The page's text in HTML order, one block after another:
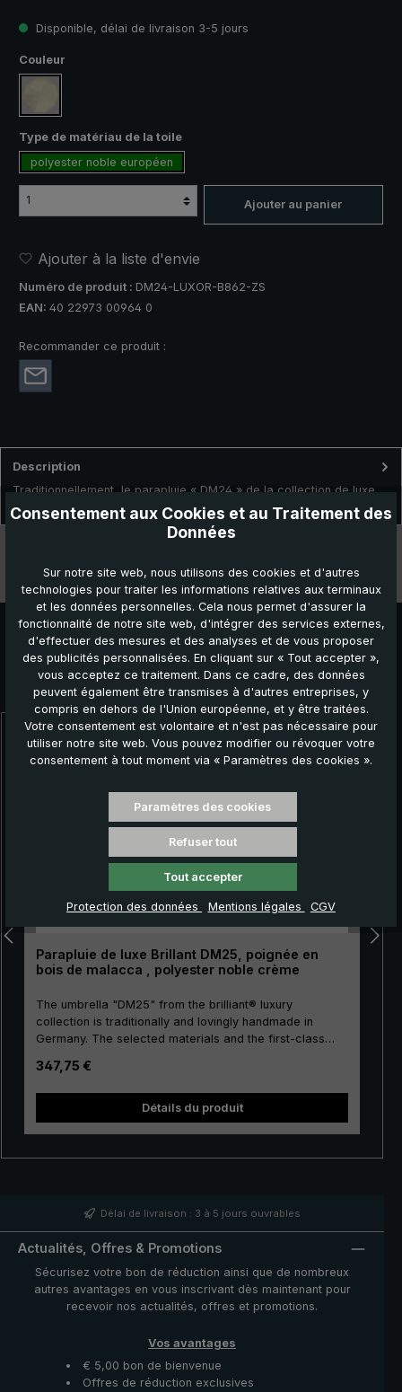
Disponible, délai de livraison 3-5 jours
Sélectionnez
Couleur
Sélectionnez
Type de matériau de la toile
polyester noble européen
Ajouter au panier
Ajouter à la liste d'envie
Numéro de produit : DM24-LUXOR-B862-ZS
EAN: 40 22973 00964 0
Recommander ce produit :
Description
Traditionnellement, le parapluie « DM24 » de la collection de luxe
brillant® est fabriqué délicatement à la main en Allemagn… Plus
Caractéristiques
Ignorer la galerie de produits
Autres produits que vous pourriez aimer :
Parapluie de luxe Brillant DM25, poignée en
bois de malacca , polyester noble crème
The umbrella "DM25" from the brilliant® luxury
collection is traditionally and lovingly handmade in
Germany. The selected materials and the first-class
purchase for life. Real gold plating of the frame parts
stick, tip, crown and runner. The umbrella canopy is
made of high-grade European polyester and has a
convenient size. The high-quality metal rails give this
handle made of solid but elastic malacca wood gives
particularly ergonomic. The case with zip opening
and completes the exclusive model.
Prix régulier :
347,75 €
Détails du produit
Délai de livraison : 3 à 5 jours ouvrables
Actualités, Offres & Promotions
Sécurisez votre bon de réduction ainsi que de nombreux
autres avantages en vous inscrivant dès maintenant pour
recevoir nos actualités, offres et promotions.
Vos avantages
€ 5,00 bon de bienvenue
Offres de réduction exclusives
Consentement aux Cookies et au Traitement des
Données
Sur notre site web, nous utilisons des cookies et d'autres
technologies pour traiter les informations relatives aux terminaux
et les données personnelles. Cela nous permet d'assurer la
fonctionnalité de notre site web, d'intégrer des services externes,
d'effectuer des mesures et des analyses et de vous proposer
des publicités personnalisées. En cliquant sur « Tout accepter »,
vous acceptez ce traitement. Dans ce cadre, des données
peuvent également être transmises à d'autres entreprises, y
compris en dehors de l'Union européenne, et y être traitées.
Votre consentement est volontaire et n'est pas nécessaire pour
utiliser notre site web. Vous pouvez modifier ou révoquer votre
consentement à tout moment via « Paramètres des cookies ».
Paramètres des cookies
Refuser tout
Tout accepter
Protection des données Mentions légales CGV